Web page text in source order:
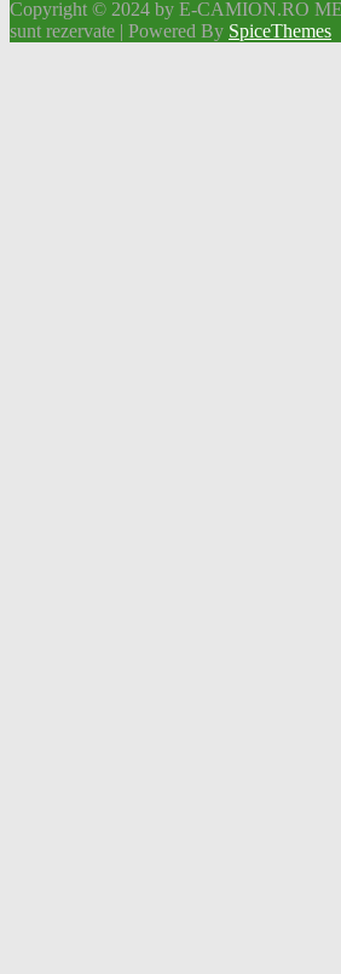
Copyright © 2024 by E-CAMION.RO
sunt rezervate | Powered By SpiceThemes